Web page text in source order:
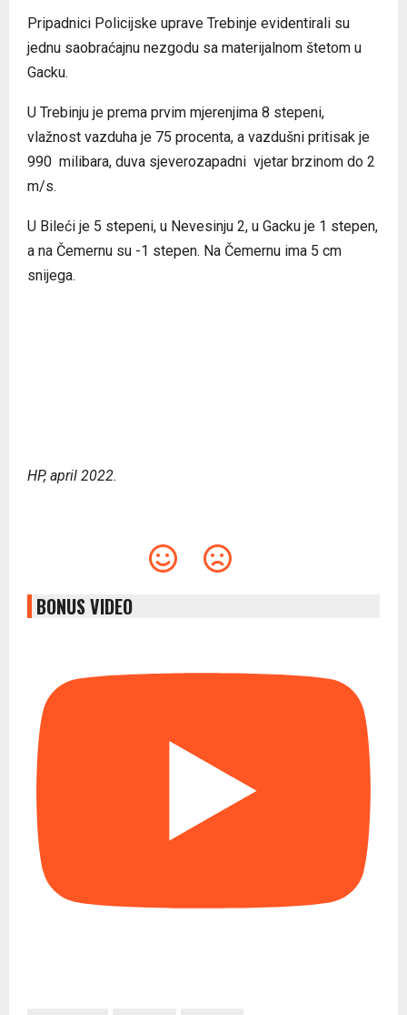
Pripadnici Policijske uprave Trebinje evidentirali su
jednu saobraćajnu nezgodu sa materijalnom štetom u
Gacku.
U Trebinju je prema prvim mjerenjima 8 stepeni,
vlažnost vazduha je 75 procenta, a vazdušni pritisak je
990 milibara, duva sjeverozapadni vjetar brzinom do 2
m/s.
U Bileći je 5 stepeni, u Nevesinju 2, u Gacku je 1 stepen,
a na Čemernu su -1 stepen. Na Čemernu ima 5 cm
snijega.
HP, april 2022.
BONUS VIDEO